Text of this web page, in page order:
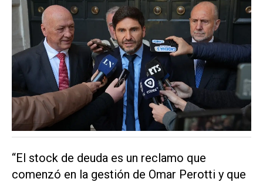
“El stock de deuda es un reclamo que
comenzó en la gestión de Omar Perotti y que